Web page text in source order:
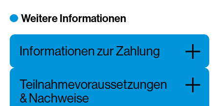
Weitere Informationen
Informationen zur Zahlung
Teilnahmevoraussetzungen
& Nachweise